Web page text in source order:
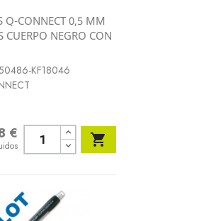
Vista rápida
Q-CONNECT 0,5 MM
CUERPO NEGRO CON
KF18046
€ 